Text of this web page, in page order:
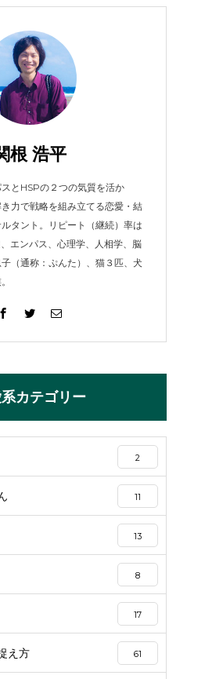
根 浩平
とHSPの２つの気質を活か
力で戦略を組み立てる恋愛・結
タント。リピート（継続）率は
エンパス、心理学、人相学、脳
（通称：ぷんた）、猫３匹、犬
カテゴリー
2
11
13
8
17
え方 61